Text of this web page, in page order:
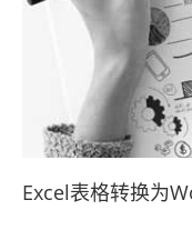
Excel表格转换为